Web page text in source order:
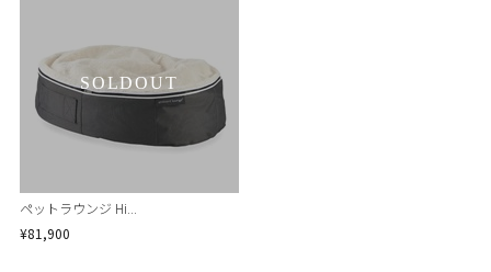
ペットラウンジ Hi...
¥81,900
SOLDOUT